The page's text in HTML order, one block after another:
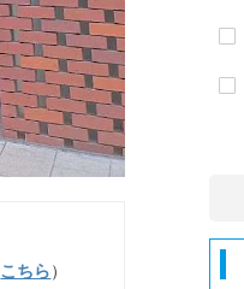
こちら）